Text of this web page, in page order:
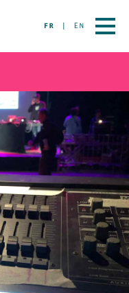
FR EN